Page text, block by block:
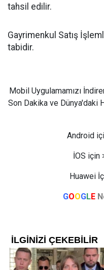
tahsil edilir.
Gayrimenkul Satış
tabidir.
Mobil Uygulamamızı
Son Dakika ve Dünya'daki
Android
İOS için
Huawei
GOOGLE